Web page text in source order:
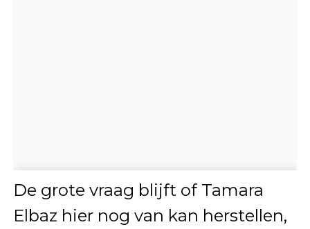
De grote vraag blijft of Tamara
Elbaz hier nog van kan herstellen,